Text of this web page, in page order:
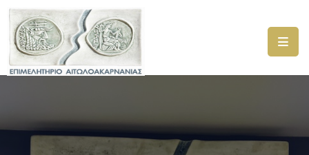
ΑΡΧΙΚΗ
ΓΕΜΗ